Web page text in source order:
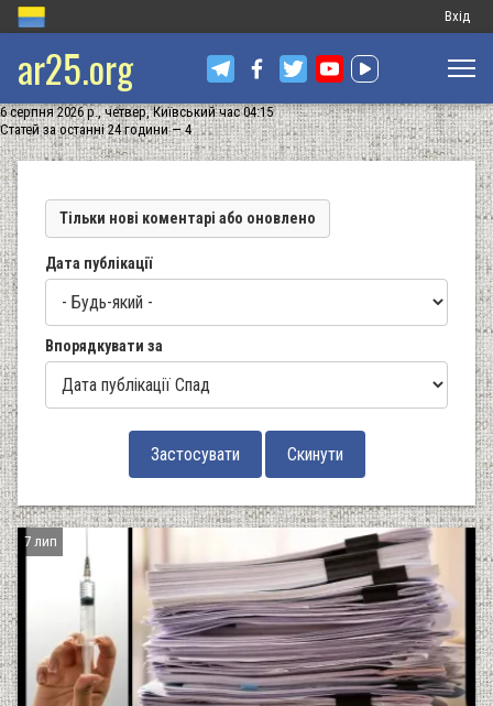
Меню
запису
Вхід
ar25.org
6 серпня 2026 р., четвер, Київський час 04:15
Статей за останні 24 години — 4
Тільки нові коментарі або оновлено
Дата публікації
Впорядкувати за
7 лип